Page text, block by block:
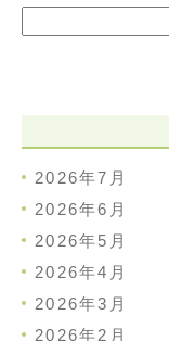
2026年7月
2026年6月
2026年5月
2026年4月
2026年3月
2026年2月